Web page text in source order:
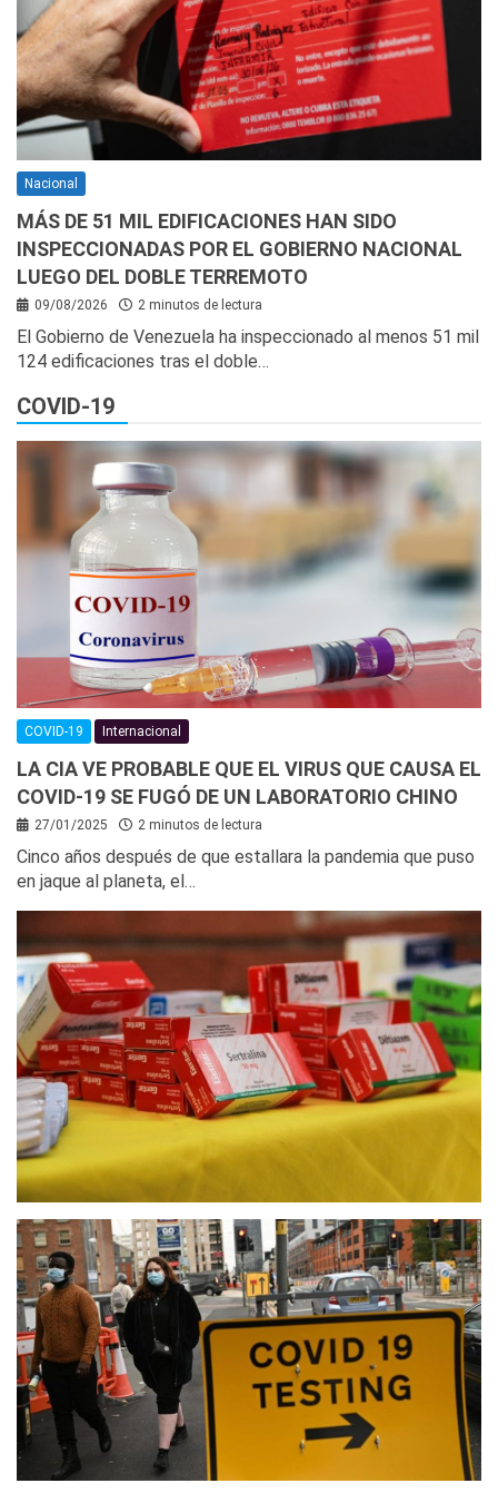
Nacional
MÁS DE 51 MIL EDIFICACIONES HAN SIDO
INSPECCIONADAS POR EL GOBIERNO NACIONAL
LUEGO DEL DOBLE TERREMOTO
09/08/2026 2 minutos de lectura
El Gobierno de Venezuela ha inspeccionado al menos 51 mil
124 edificaciones tras el doble…
COVID-19
COVID-19 Internacional
LA CIA VE PROBABLE QUE EL VIRUS QUE CAUSA EL
COVID-19 SE FUGÓ DE UN LABORATORIO CHINO
27/01/2025 2 minutos de lectura
Cinco años después de que estallara la pandemia que puso
en jaque al planeta, el…